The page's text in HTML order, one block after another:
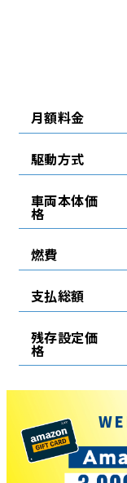
月額料金
駆動方式
車両本体価
格
燃費
支払総額
残存設定価
格